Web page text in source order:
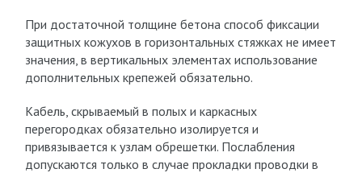
При достаточной толщине бетона способ фиксации
защитных кожухов в горизонтальных стяжках не имеет
значения, в вертикальных элементах использование
дополнительных крепежей обязательно.
Кабель, скрываемый в полых и каркасных
перегородках обязательно изолируется и
привязывается к узлам обрешетки. Послабления
допускаются только в случае прокладки проводки в